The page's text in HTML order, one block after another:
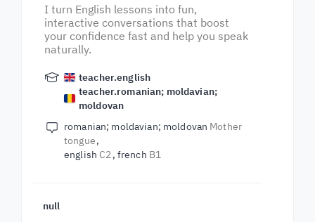
I turn English lessons into fun,
interactive conversations that boost
your confidence fast and help you speak
naturally.
teacher.english
teacher.romanian; moldavian;
moldovan
romanian; moldavian; moldovan Mother
tongue
english C2 french B1
null